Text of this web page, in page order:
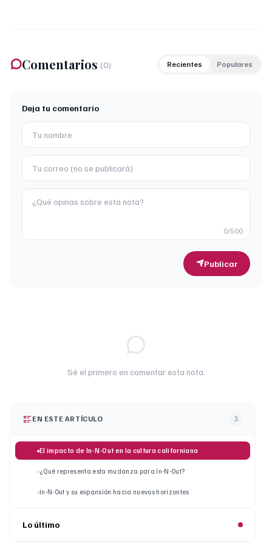
Comentarios (0) Recientes Populares
Deja tu comentario
0/500
Publicar
Sé el primero en comentar esta nota.
EN ESTE ARTÍCULO 3
El impacto de In-N-Out en la cultura californiana
¿Qué representa esta mudanza para In-N-Out?
In-N-Out y su expansión hacia nuevos horizontes
Lo último